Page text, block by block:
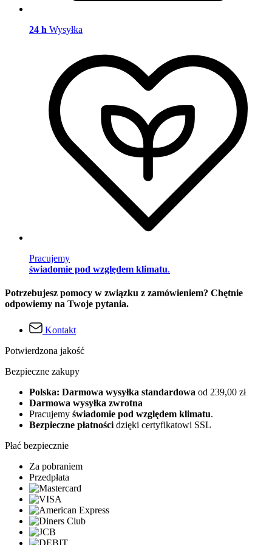
24 h Wysyłka
Pracujemy
świadomie pod względem klimatu.
Potrzebujesz pomocy w związku z zamówieniem? Chętnie
odpowiemy na Twoje pytania.
Kontakt
Potwierdzona jakość
Bezpieczne zakupy
Polska: Darmowa wysyłka standardowa od 239,00 zł
Darmowa wysyłka zwrotna
Pracujemy świadomie pod względem klimatu.
Bezpieczne płatności dzięki certyfikatowi SSL
Płać bezpiecznie
Za pobraniem
Przedpłata